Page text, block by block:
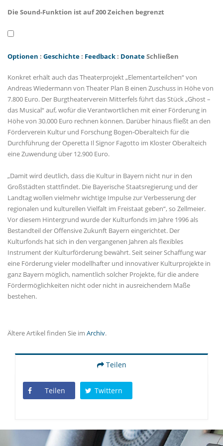
Die Sound-Funktion ist auf 200 Zeichen begrenzt
Optionen : Geschichte : Feedback : DonateSchließen
Konkret erhält auch das Theaterprojekt „Elementarteilchen“ von
Andreas Wiedermann von Theater Plan B einen Zuschuss in Höhe von
7.800 Euro. Der Burgtheaterverein Mitterfels führt das Stück „Ghost –
das Musical“ auf, wofür die Verantwortlichen mit einer Förderung in
Höhe von 30.000 Euro rechnen können. Darüber hinaus fließt an den
Förderverein Kultur und Forschung Bogen-Oberalteich für die
Durchführung der Operetta Il Signor Fagotto im Kloster Oberalteich
eine Zuwendung über 12.900 Euro.
Damit wird deutlich, dass die Kultur in Bayern nicht nur in den
Großstädten stattfindet. Die Bayerische Staatsregierung und der
Landtag wollen vielmehr wichtige Impulse zur Verbesserung der
regionalen und kulturellen Vielfalt im Freistaat geben“, so Zellmeier.
Vor diesem Hintergrund wurde der Kulturfonds im Jahre 1996 als
Bestandteil der Offensive Zukunft Bayern eingerichtet. Der
Kulturfonds hat sich in den vergangenen Jahren als flexibles
Instrument der Kulturförderung bewährt. Seit seiner Schaffung war
eine Förderung vieler modellhafter und innovativer Kulturprojekte in
ganz Bayern möglich, namentlich solcher Projekte, für die andere
Fördermöglichkeiten nicht oder nicht in ausreichendem Maße
bestehen.
Ältere Artikel finden Sie im Archiv.
Teilen
Teilen Twittern